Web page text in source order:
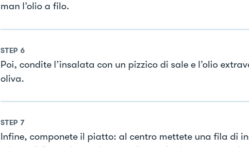
man l’olio a filo.
STEP 6
Poi, condite l’insalata con un pizzico di sale e l’olio
oliva.
STEP 7
Infine, componete il piatto: al centro mettete una fila di